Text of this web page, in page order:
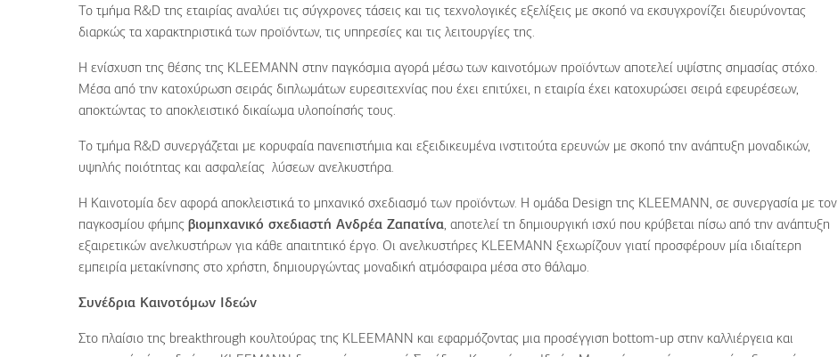
Το τμήμα R&D της εταιρίας αναλύει τις σύγχρονες τάσεις και τις τεχνολογικές εξελίξεις με σκοπό να εκσυγχρονίζει διευρύνοντας
διαρκώς τα χαρακτηριστικά των προϊόντων, τις υπηρεσίες και τις λειτουργίες της.
Η ενίσχυση της θέσης της KLEEMANN στην παγκόσμια αγορά μέσω των καινοτόμων προϊόντων αποτελεί υψίστης σημασίας στόχο.
Μέσα από την κατοχύρωση σειράς διπλωμάτων ευρεσιτεχνίας που έχει επιτύχει, η εταιρία έχει κατοχυρώσει σειρά εφευρέσεων,
αποκτώντας το αποκλειστικό δικαίωμα υλοποίησής τους.
Το τμήμα R&D συνεργάζεται με κορυφαία πανεπιστήμια και εξειδικευμένα ινστιτούτα ερευνών με σκοπό την ανάπτυξη μοναδικών,
υψηλής ποιότητας και ασφαλείας λύσεων ανελκυστήρα.
Η Καινοτομία δεν αφορά αποκλειστικά το μηχανικό σχεδιασμό των προϊόντων. Η ομάδα Design της KLEEMANN, σε συνεργασία με τον
παγκοσμίου φήμης βιομηχανικό σχεδιαστή Ανδρέα Ζαπατίνα, αποτελεί τη δημιουργική ισχύ που κρύβεται πίσω από την ανάπτυξη
εξαιρετικών ανελκυστήρων για κάθε απαιτητικό έργο. Οι ανελκυστήρες KLEEMANN ξεχωρίζουν γιατί προσφέρουν μία ιδιαίτερη
εμπειρία μετακίνησης στο χρήστη, δημιουργώντας μοναδική ατμόσφαιρα μέσα στο θάλαμο.
Συνέδρια Καινοτόμων Ιδεών
Στο πλαίσιο της breakthrough κουλτούρας της KLEEMANN και εφαρμόζοντας μια προσέγγιση bottom-up στην καλλιέργεια και